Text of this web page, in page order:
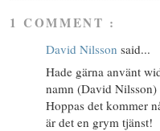
1 COMMENT :
David Nilsson said...
Hade gärna använt
namn (David Nilsson)
Hoppas det kommer
är det en grym tjänst!